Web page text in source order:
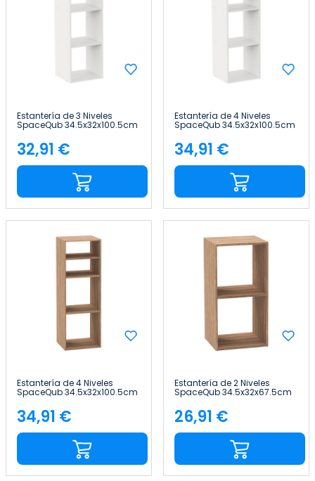
Estantería de 3 Niveles
SpaceQub 34.5x32x100.5cm
7house
Precio
32,91 €
Estantería de 4 Niveles
SpaceQub 34.5x32x100.5cm
7house
Precio
34,91 €
Estantería de 4 Niveles
SpaceQub 34.5x32x100.5cm
7house
Precio
34,91 €
Estantería de 2 Niveles
SpaceQub 34.5x32x67.5cm
7house
Precio
26,91 €